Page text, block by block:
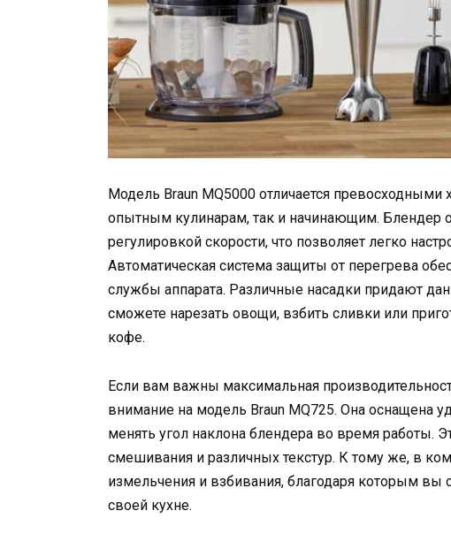
Модель Braun MQ5000 отличается превосходными
опытным кулинарам, так и начинающим.
регулировкой скорости, что позволяет легко
Автоматическая система защиты от перегрева
службы аппарата. Различные насадки придают
сможете нарезать овощи, взбить сливки или
кофе.
Если вам важны максимальная
внимание на модель Braun MQ725. Она оснащена
менять угол наклона блендера во время работы.
смешивания и различных текстур. К тому же, в
измельчения и взбивания, благодаря которым
своей кухне.